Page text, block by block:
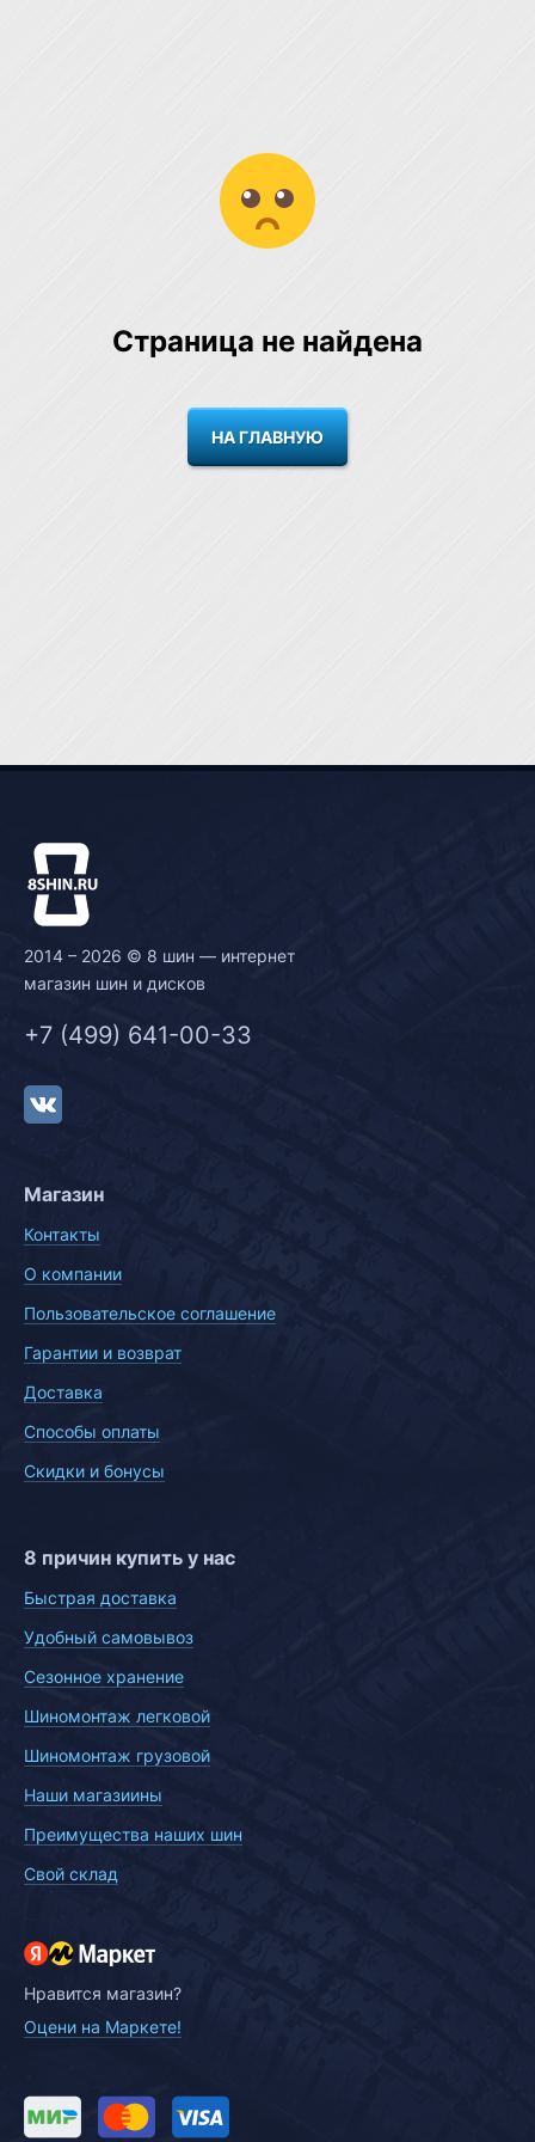
Страница не найдена
НА ГЛАВНУЮ
2014 – 2026 © 8 шин — интернет
магазин шин и дисков
+7 (499) 641-00-33
Магазин
Контакты
О компании
Пользовательское соглашение
Гарантии и возврат
Доставка
Способы оплаты
Скидки и бонусы
8 причин купить у нас
Быстрая доставка
Удобный самовывоз
Сезонное хранение
Шиномонтаж легковой
Шиномонтаж грузовой
Наши магазиины
Преимущества наших шин
Свой склад
Нравится магазин?
Оцени на Маркете!